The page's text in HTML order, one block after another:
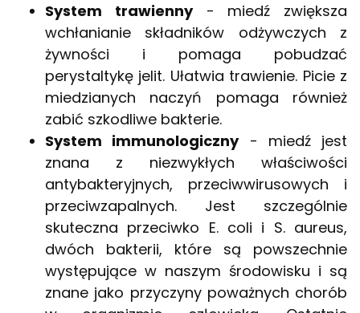
System trawienny- miedź zwiększa
wchłanianie składników odżywczych z
żywności i pomaga pobudzać
perystaltykę jelit. Ułatwia trawienie. Picie z
miedzianych naczyń pomaga również
zabić szkodliwe bakterie.
System immunologiczny- miedź jest
znana z niezwykłych właściwości
antybakteryjnych, przeciwwirusowych i
przeciwzapalnych. Jest szczególnie
skuteczna przeciwko E. coli i S. aureus,
dwóch bakterii, które są powszechnie
występujące w naszym środowisku i są
znane jako przyczyny poważnych chorób